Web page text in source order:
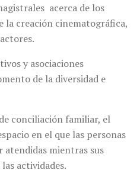
acerca de los
la creación cinematográfica,
y asociaciones
de la diversidad e
conciliación familiar, el
en el que las personas
atendidas mientras sus
actividades.